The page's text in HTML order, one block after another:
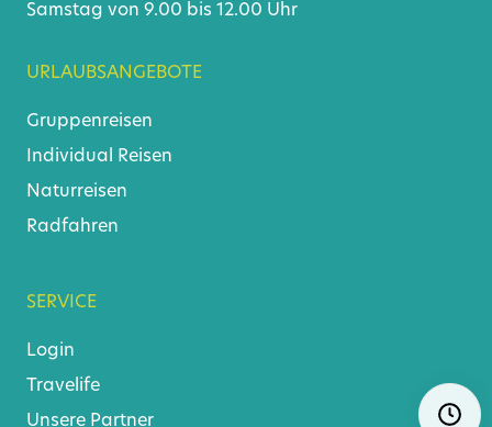
Samstag von 9.00 bis 12.00 Uhr
URLAUBSANGEBOTE
Gruppenreisen
Individual Reisen
Naturreisen
Radfahren
SERVICE
Login
Travelife
Unsere Partner